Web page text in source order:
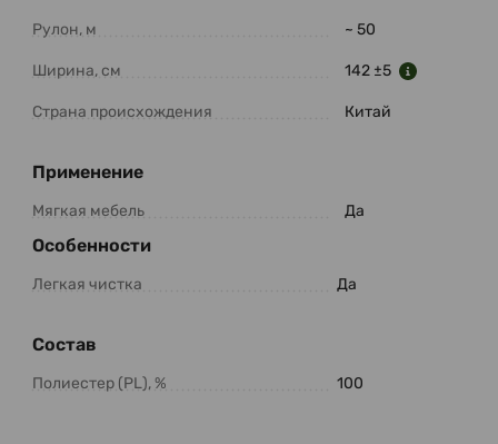
Рулон, м ~ 50
Ширина, см 142 ±5
Страна происхождения Китай
Применение
Мягкая мебель Да
Особенности
Легкая чистка Да
Состав
Полиестер (PL), % 100